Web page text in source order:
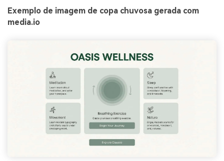
Exemplo de imagem de copa chuvosa gerada com
media.io